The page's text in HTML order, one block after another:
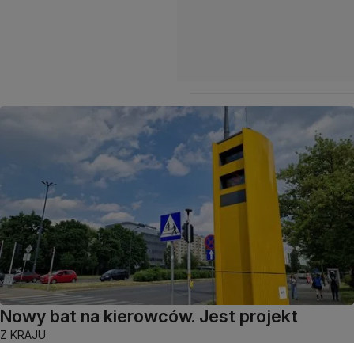
Nowy bat na kierowców. Jest projekt
Z KRAJU